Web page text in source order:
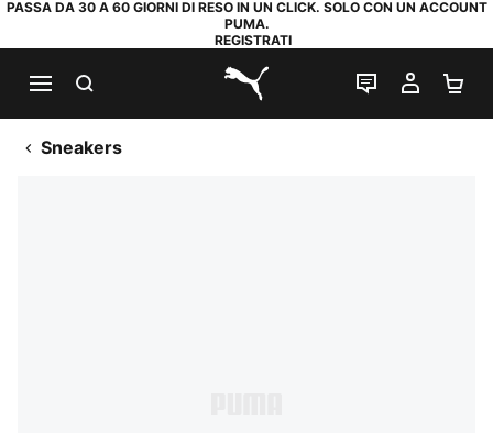
PASSA DA 30 A 60 GIORNI DI RESO IN UN CLICK. SOLO CON UN ACCOUNT
PUMA.
REGISTRATI
PUMA.com
CHAT IL MIO
Sneakers